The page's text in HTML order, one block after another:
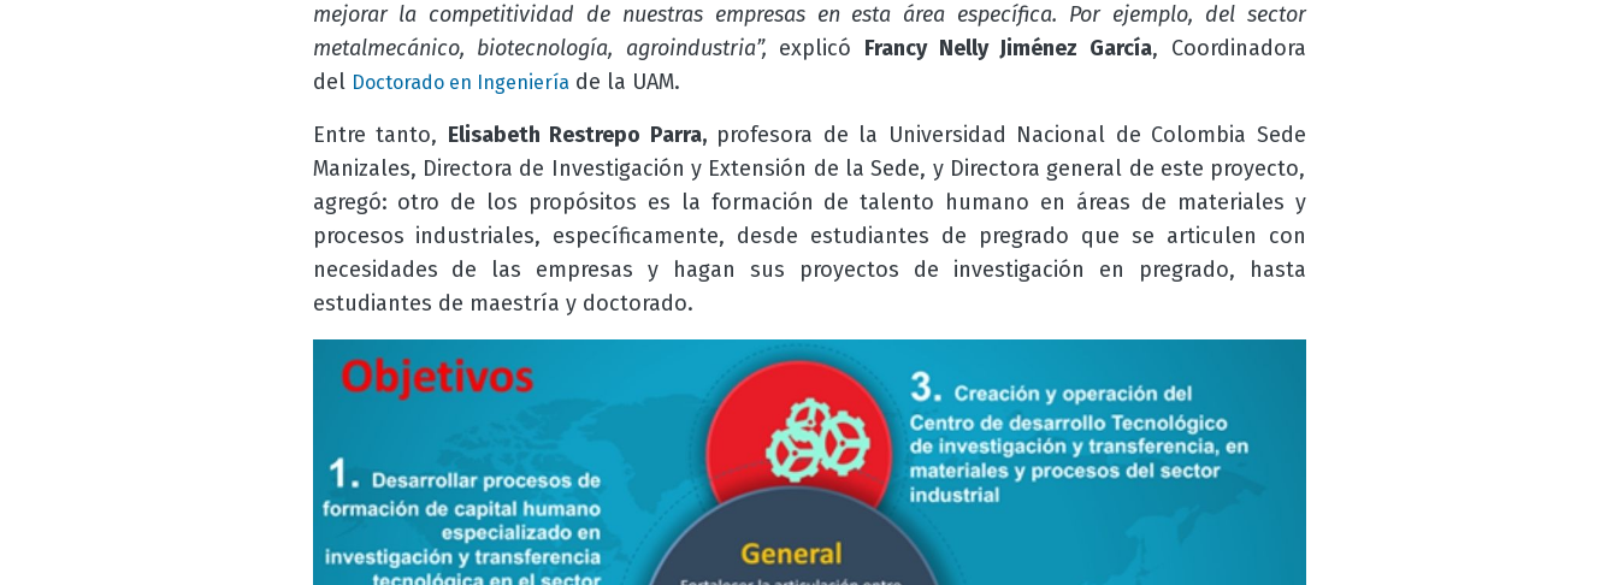
mejorar la competitividad de nuestras empresas en esta área específica. Por ejemplo, del sector
metalmecánico, biotecnología, agroindustria”, explicó Francy Nelly Jiménez García, Coordinadora
del Doctorado en Ingenieríade la UAM.
Entre tanto, Elisabeth Restrepo Parra,profesora de la Universidad Nacional de Colombia Sede
Manizales, Directora de Investigación y Extensión de la Sede, y Directora general de este proyecto,
agregó: otro de los propósitos es la formación de talento humano en áreas de materiales y
procesos industriales, específicamente, desde estudiantes de pregrado que se articulen con
necesidades de las empresas y hagan sus proyectos de investigación en pregrado, hasta
estudiantes de maestría y doctorado.